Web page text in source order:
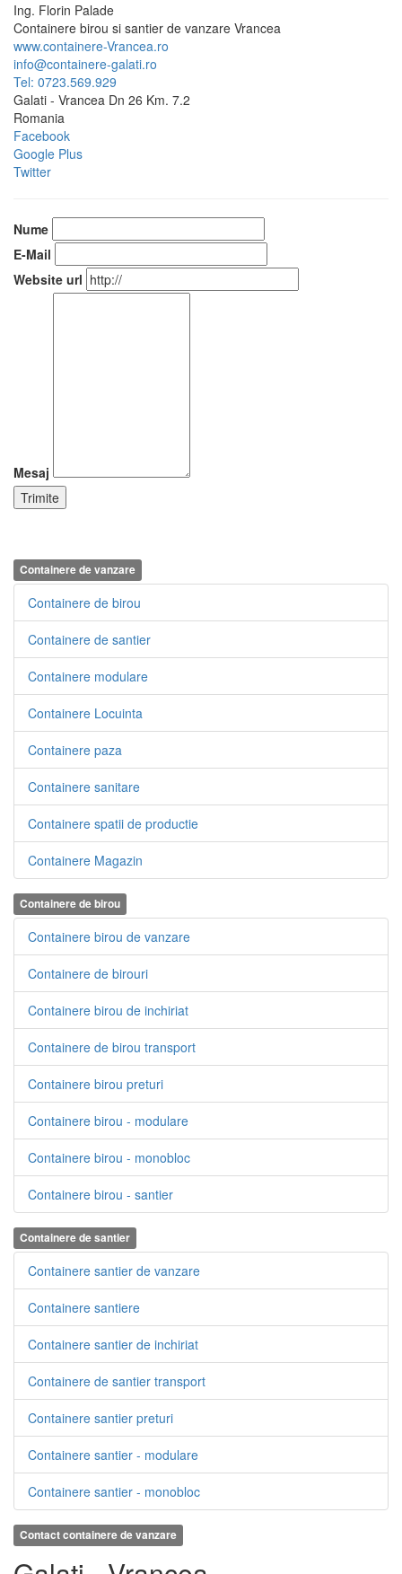
Ing. Florin Palade
Containere birou si santier de vanzare Vrancea
www.containere-Vrancea.ro
info@containere-galati.ro
Tel: 0723.569.929
Galati - Vrancea Dn 26 Km. 7.2
Romania
Facebook
Google Plus
Twitter
Nume
E-Mail
Website url
Mesaj
Containere de vanzare
Containere de birou
Containere de santier
Containere modulare
Containere Locuinta
Containere paza
Containere sanitare
Containere spatii de productie
Containere Magazin
Containere de birou
Containere birou de vanzare
Containere de birouri
Containere birou de inchiriat
Containere de birou transport
Containere birou preturi
Containere birou - modulare
Containere birou - monobloc
Containere birou - santier
Containere de santier
Containere santier de vanzare
Containere santiere
Containere santier de inchiriat
Containere de santier transport
Containere santier preturi
Containere santier - modulare
Containere santier - monobloc
Contact containere de vanzare